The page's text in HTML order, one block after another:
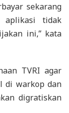
sekarang
tidak
ini,” kata
TVRI agar
di warkop dan
digratiskan